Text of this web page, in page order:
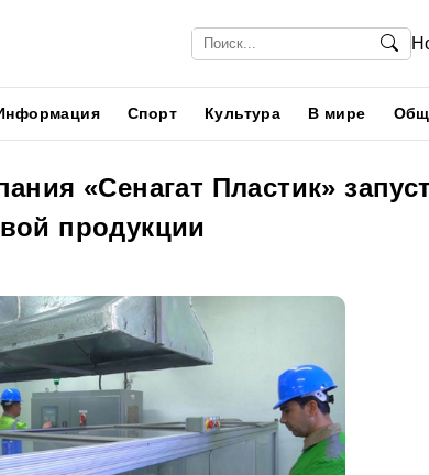
Спорт Культура В мире
«Сенагат Пластик»
продукции